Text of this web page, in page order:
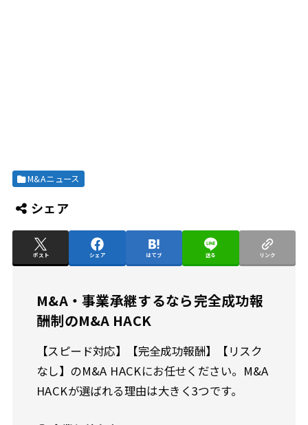
M&Aニュース
シェア
ポスト シェア はてブ 送る リンク
M&A・事業承継するなら完全成功報
酬制のM&A HACK
【スピード対応】【完全成功報酬】【リスク
なし】のM&A HACKにお任せください。M&A
HACKが選ばれる理由は大きく3つです。